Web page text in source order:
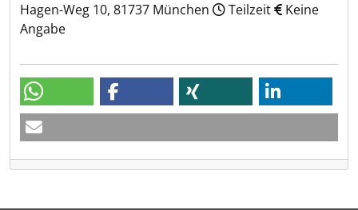
Hagen-Weg 10, 81737 München
Teilzeit
Keine
Angabe